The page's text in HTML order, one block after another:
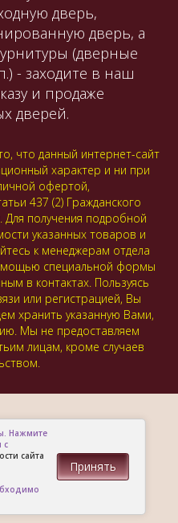
дверь,
дверь, а
(дверные
- заходите в наш
и продаже
дверей.
что данный интернет-сайт
характер и ни при
офертой,
437 (2) Гражданского
Для получения подробной
указанных товаров и
к менеджерам отдела
специальной формы
в контактах. Пользуясь
или регистрацией, Вы
хранить указанную Вами,
Мы не предоставляем
лицам, кроме случаев
Нажмите
с
сайта
Принять